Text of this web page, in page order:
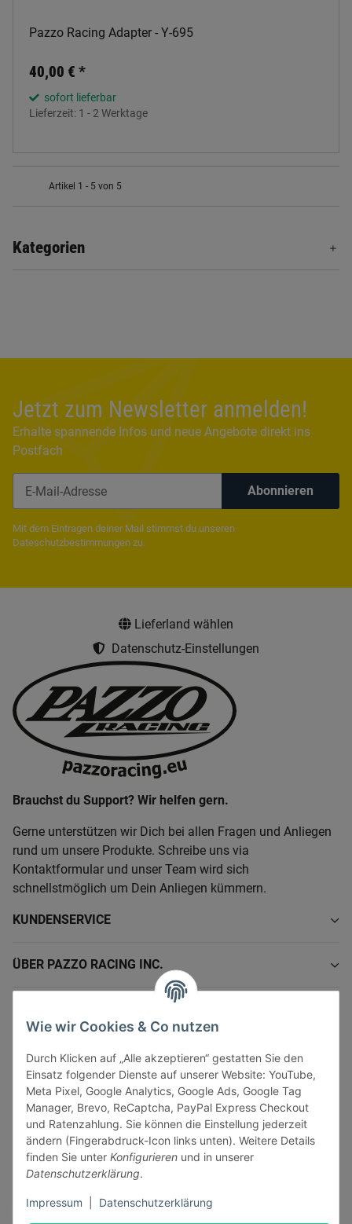
Wie wir Cookies & Co nutzen
Durch Klicken auf „Alle akzeptieren“ gestatten Sie den
Einsatz folgender Dienste auf unserer Website: YouTube,
Meta Pixel, Google Analytics, Google Ads, Google Tag
Manager, Brevo, ReCaptcha, PayPal Express Checkout
und Ratenzahlung. Sie können die Einstellung jederzeit
ändern (Fingerabdruck-Icon links unten). Weitere Details
finden Sie unter Konfigurieren und in unserer
Datenschutzerklärung.
Impressum Datenschutzerklärung
Pazzo Racing Adapter - Y-695
40,00 € *
sofort lieferbar
Lieferzeit: 1 - 2 Werktage
Artikel 1 - 5 von 5
Kategorien
Jetzt zum Newsletter anmelden!
Erhalte spannende Infos und neue Angebote direkt ins
Postfach
Abonnieren
Mit dem Eintragen deiner Mail stimmst du unseren
Dateschutzbestimmungen zu.
Lieferland wählen
Datenschutz-Einstellungen
Brauchst du Support? Wir helfen gern.
Gerne unterstützen wir Dich bei allen Fragen und Anliegen
rund um unsere Produkte. Schreibe uns via
Kontaktformular und unser Team wird sich
schnellstmöglich um Dein Anliegen kümmern.
KUNDENSERVICE
ÜBER PAZZO RACING INC.
GESETZLICHE INFORMATIONEN
Vertrag widerrufen
Sicher bezahlen via: